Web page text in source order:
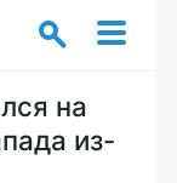
на
из-